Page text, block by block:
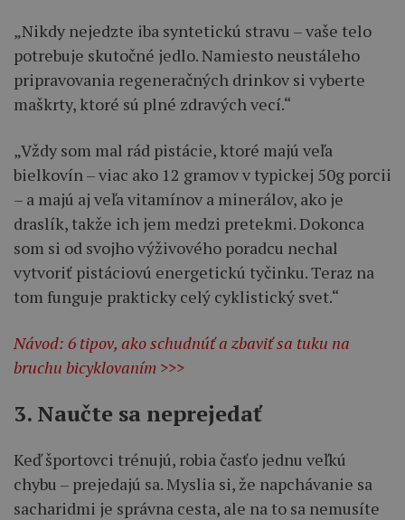
„Nikdy nejedzte iba syntetickú stravu – vaše telo
potrebuje skutočné jedlo. Namiesto neustáleho
pripravovania regeneračných drinkov si vyberte
maškrty, ktoré sú plné zdravých vecí.“
„Vždy som mal rád pistácie, ktoré majú veľa
bielkovín – viac ako 12 gramov v typickej 50g porcii
– a majú aj veľa vitamínov a minerálov, ako je
draslík, takže ich jem medzi pretekmi. Dokonca
som si od svojho výživového poradcu nechal
vytvoriť pistáciovú energetickú tyčinku. Teraz na
tom funguje prakticky celý cyklistický svet.“
Návod: 6 tipov, ako schudnúť a zbaviť sa tuku na
bruchu bicyklovaním >>>
3. Naučte sa neprejedať
Keď športovci trénujú, robia časťo jednu veľkú
chybu – prejedajú sa. Myslia si, že napchávanie sa
sacharidmi je správna cesta, ale na to sa nemusíte